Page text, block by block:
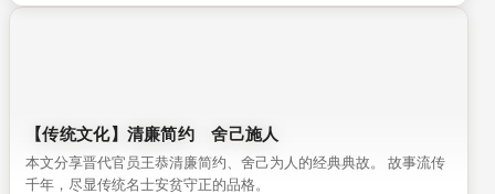
【传统文化】清廉简约 舍己施人
本文分享晋代官员王恭清廉简约、舍己为人的经典典故。 故事流传
千年，尽显传统名士安贫守正的品格。